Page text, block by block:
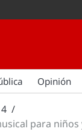
Opinión
4
para niños